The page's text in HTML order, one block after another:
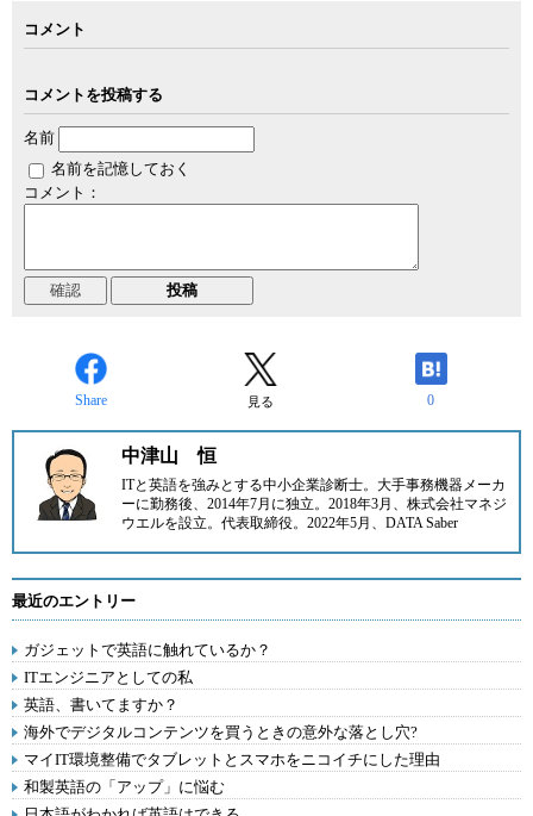
コメント
コメントを投稿する
名前
名前を記憶しておく
コメント：
Share 見る 0
中津山 恒
ITと英語を強みとする中小企業診断士。大手事務機器メーカ
ーに勤務後、2014年7月に独立。2018年3月、 株式会社マネジ
ウエルを設立。代表取締役。2022年5月、 DATA Saber
最近のエントリー
ガジェットで英語に触れているか？
ITエンジニアとしての私
英語、書いてますか？
海外でデジタルコンテンツを買うときの意外な落とし穴?
マイIT環境整備でタブレットとスマホをニコイチにした理由
和製英語の「アップ」に悩む